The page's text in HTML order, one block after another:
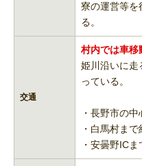
寮の運営等を
る。
交通
村内では車移
姫川沿いに走
っている。
・長野市の
・白馬村ま
・安曇野IC